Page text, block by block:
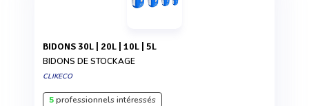
BIDONS 30L | 20L | 10L | 5L
BIDONS DE STOCKAGE
CLIKECO
5professionnels intéressés